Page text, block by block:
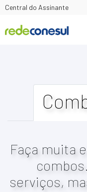
Central do Assinante
Faça muita
serviços,